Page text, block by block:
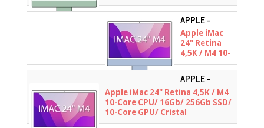
APPLE -
MWV13Y/A
Apple iMac
24" Retina
4,5K / M4 10-
Core CPU/
16Gb/ 256Gb
SSD/ 10-Core
GPU/ Azul
APPLE -
MD3H4Y/A
Apple iMac 24" Retina 4,5K / M4
10-Core CPU/ 16Gb/ 256Gb SSD/
10-Core GPU/ Cristal
Nanotexturizado/ Plata